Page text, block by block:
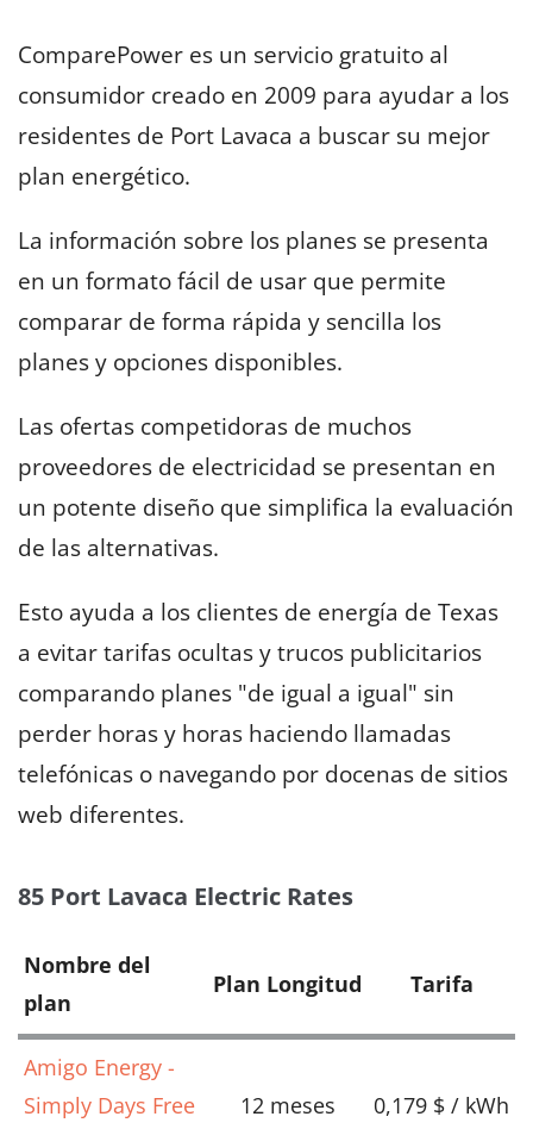
ComparePower es un servicio gratuito al
consumidor creado en 2009 para ayudar a los
residentes de Port Lavaca a buscar su mejor
plan energético.
La información sobre los planes se presenta
en un formato fácil de usar que permite
comparar de forma rápida y sencilla los
planes y opciones disponibles.
Las ofertas competidoras de muchos
proveedores de electricidad se presentan en
un potente diseño que simplifica la evaluación
de las alternativas.
Esto ayuda a los clientes de energía de Texas
a evitar tarifas ocultas y trucos publicitarios
comparando planes "de igual a igual" sin
perder horas y horas haciendo llamadas
telefónicas o navegando por docenas de sitios
web diferentes.
85 Port Lavaca Electric Rates
Nombre del
plan
Plan Longitud Tarifa
Amigo Energy -
Simply Days Free
12 meses 0,179 $ / kWh